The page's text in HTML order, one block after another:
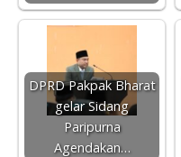
DPRD Pakpak Bharat
gelar Sidang
Paripurna
Agendakan…